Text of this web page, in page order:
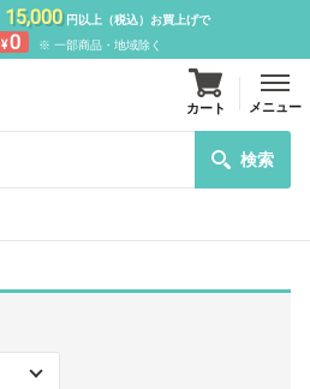
15,000円以上（税込）お買上げで
¥0 ※ 一部商品・地域除く
検索
カート メニュー